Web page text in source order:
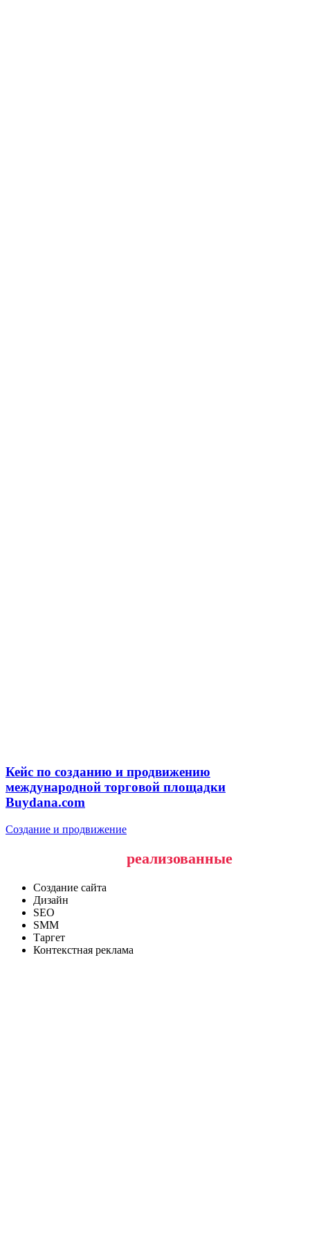
Кейс по созданию и продвижению
международной торговой площадки
Buydana.com
Создание и продвижение
реализованные
Создание сайта
Дизайн
SEO
SMM
Таргет
Контекстная реклама